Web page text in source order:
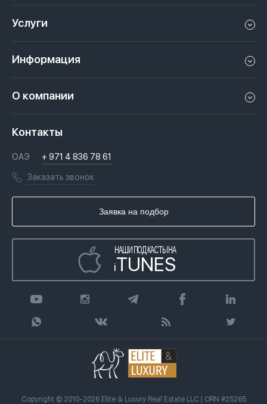
Апартаменты в Дубае
Пентхаус в Дубае
Услуги
Сдать недвижимость в Дубае, ОАЭ
Недвижимость за криптовалюту в Дубае
Переезд в Дубай, ОАЭ
Гражданство ОАЭ
Информация
Законы
Вопросы и ответы
Книги
Инфографика
О компании
Лицензии
Агентство недвижимости
Контакты
ОАЭ + 971 4 836 78 61
Заказать звонок
Заявка на подбор
НАШИ ПОДКАСТЫ НА
iTUNES
Copyright © 2010-2026 Elite & Luxury Real Estate LLC | ORN #25265